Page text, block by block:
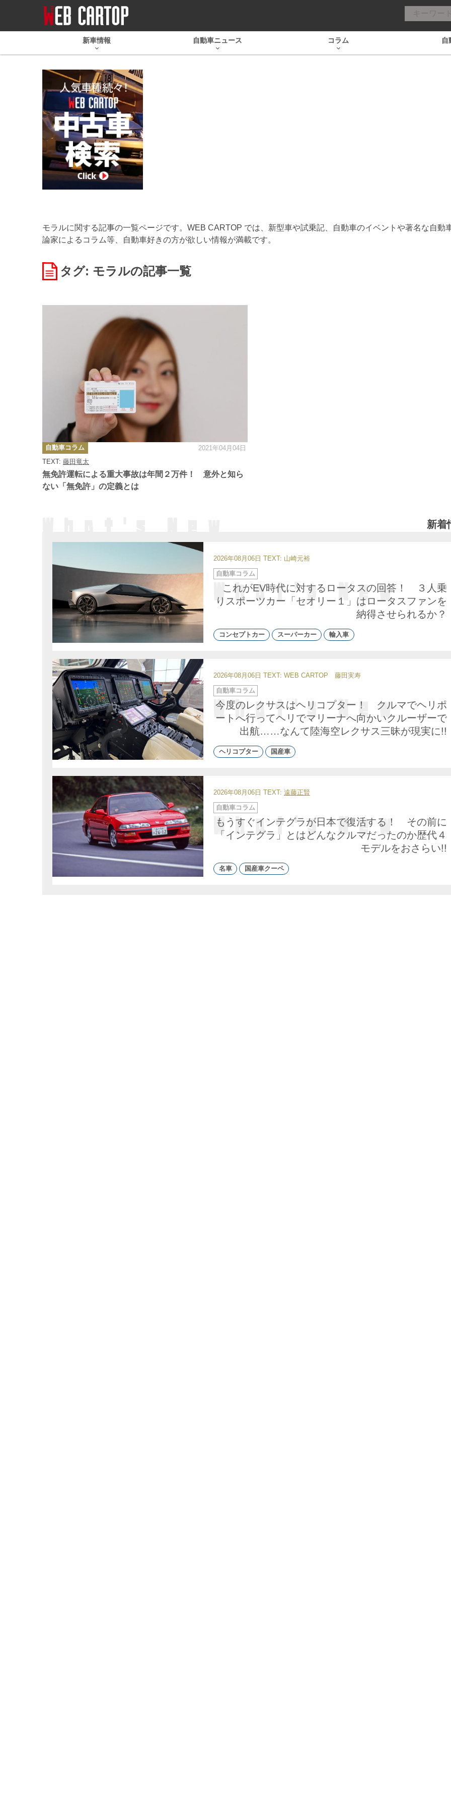
新車情報 自動車ニュース コラム 自
モラルに関する記事の一覧ページです。WEB CARTOP では、新型車や試乗記、自動車のイベントや著名な自動
論家によるコラム等、自動車好きの方が欲しい情報が満載です。
タグ: モラルの記事一覧
無免許運転による重大事故は年間２万件！ 意外と知ら
ない「無免許」の定義とは
TEXT: 藤田竜太
カ
テ
ゴ
リ
ー
自動車コラム 2021年04月04日
新着
2026年08月06日 TEXT: 山崎元裕
これがEV時代に対するロータスの回答！ ３人乗
りスポーツカー「セオリー１」はロータスファンを
納得させられるか？
カ
テ
自動車コラム
コンセプトカー スーパーカー 輸入車
2026年08月06日 TEXT: WEB CARTOP 藤田実寿
今度のレクサスはヘリコプター！ クルマでヘリポ
ートへ行ってヘリでマリーナへ向かいクルーザーで
出航……なんて陸海空レクサス三昧が現実に!!
カ
テ
ゴ
リ
自動車コラム
ヘリコプター 国産車
2026年08月06日 TEXT: 遠藤正賢
もうすぐインテグラが日本で復活する！ その前に
「インテグラ」とはどんなクルマだったのか歴代４
モデルをおさらい!!
カ
テ
ゴ
リ
ー
自動車コラム
名車 国産車クーペ